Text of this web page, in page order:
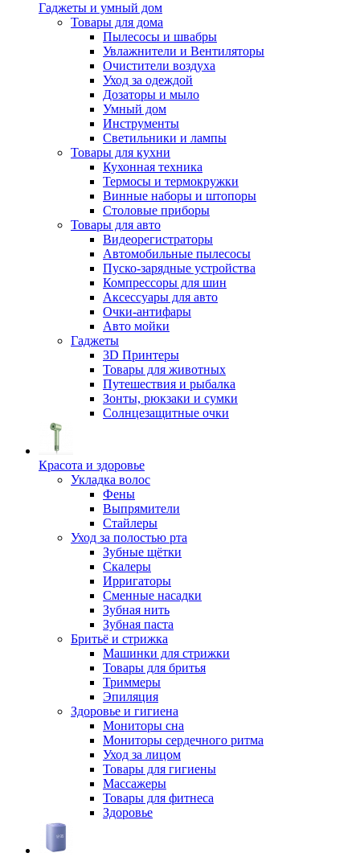
Гаджеты и умный дом
Товары для дома
Пылесосы и швабры
Увлажнители и Вентиляторы
Очистители воздуха
Уход за одеждой
Дозаторы и мыло
Умный дом
Инструменты
Светильники и лампы
Товары для кухни
Кухонная техника
Термосы и термокружки
Винные наборы и штопоры
Столовые приборы
Товары для авто
Видеорегистраторы
Автомобильные пылесосы
Пуско-зарядные устройства
Компрессоры для шин
Аксессуары для авто
Очки-антифары
Авто мойки
Гаджеты
3D Принтеры
Товары для животных
Путешествия и рыбалка
Зонты, рюкзаки и сумки
Солнцезащитные очки
Красота и здоровье
Укладка волос
Фены
Выпрямители
Стайлеры
Уход за полостью рта
Зубные щётки
Скалеры
Ирригаторы
Сменные насадки
Зубная нить
Зубная паста
Бритьё и стрижка
Машинки для стрижки
Товары для бритья
Триммеры
Эпиляция
Здоровье и гигиена
Мониторы сна
Мониторы сердечного ритма
Уход за лицом
Товары для гигиены
Массажеры
Товары для фитнеса
Здоровье